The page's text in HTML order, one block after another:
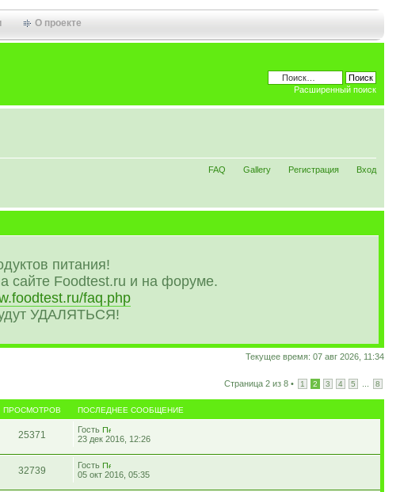
О проекте
Расширенный поиск
FAQ Gallery Регистрация Вход
питания!
сайте Foodtest.ru и на форуме.
faq.php
УДАЛЯТЬСЯ!
Текущее время: 07 авг 2026, 11:34
Страница 2 из 8 • 1 2 3 4 5 ... 8
ПРОСМОТРОВ ПОСЛЕДНЕЕ СООБЩЕНИЕ
25371
Гость
23 дек 2016, 12:26
32739
Гость
05 окт 2016, 05:35